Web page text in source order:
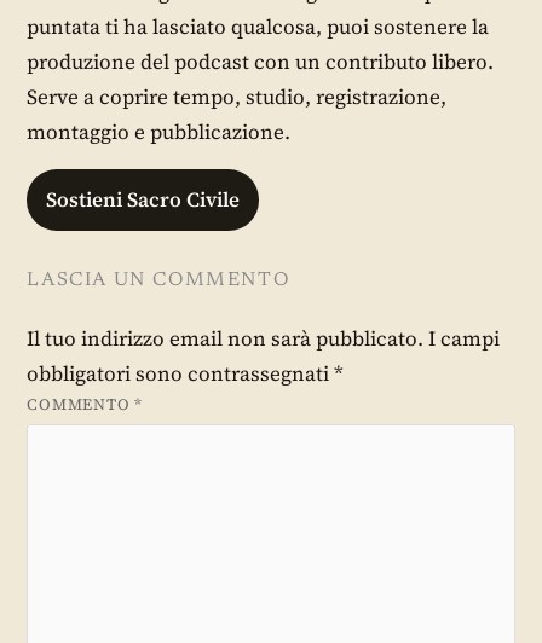
puntata ti ha lasciato qualcosa, puoi sostenere la
produzione del podcast con un contributo libero.
Serve a coprire tempo, studio, registrazione,
montaggio e pubblicazione.
Sostieni Sacro Civile
LASCIA UN COMMENTO
Il tuo indirizzo email non sarà pubblicato. I campi
obbligatori sono contrassegnati*
COMMENTO*